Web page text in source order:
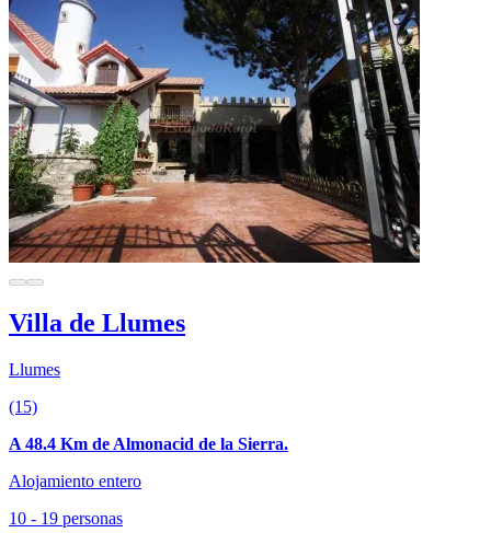
Villa de Llumes
Llumes
(15)
A 48.4 Km de Almonacid de la Sierra.
Alojamiento entero
10 - 19 personas